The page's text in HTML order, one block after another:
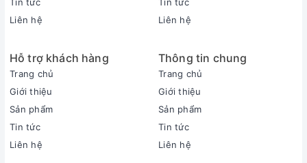
Thông tin sản phẩm
Loại máy:
Inverter:
Liên hệ
Liên hệ
Hỗ trợ khách hàng
Trang chủ
Giới thiệu
Sản phẩm
Tin tức
Liên hệ
Thông tin chung
Trang chủ
Giới thiệu
Sản phẩm
Tin tức
Liên hệ